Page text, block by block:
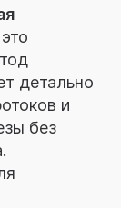
детально
и
без